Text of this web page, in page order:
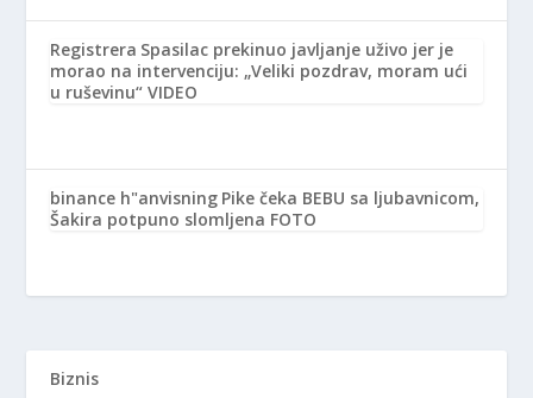
Registrera Spasilac prekinuo javljanje uživo jer je
morao na intervenciju: „Veliki pozdrav, moram ući
u ruševinu“ VIDEO
binance h"anvisning Pike čeka BEBU sa ljubavnicom,
Šakira potpuno slomljena FOTO
Biznis